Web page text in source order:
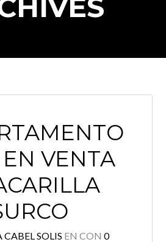
VENTA
CABEL SOLIS EN CON 0